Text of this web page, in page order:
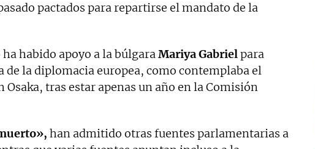
pactados para repartirse el mandato de la
habido apoyo a la búlgaraMariya Gabrielpara
de la diplomacia europea, como contemplaba el
Osaka, tras estar apenas un año en la Comisión
han admitido otras fuentes parlamentarias a